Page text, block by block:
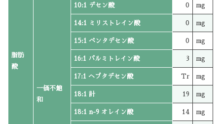
脂肪
酸
一価不飽
和
10:1 デセン酸 0 mg
14:1 ミリストレイン酸 0 mg
15:1 ペンタデセン酸 0 mg
16:1 パルミトレイン酸 3 mg
17:1 ヘプタデセン酸 Tr mg
18:1 計 19 mg
18:1 n-9 オレイン酸 14 mg